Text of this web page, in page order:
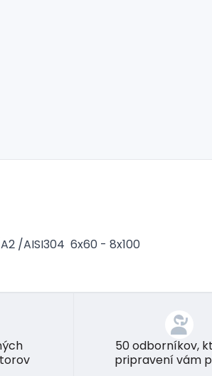
/AISI304 6x60 - 8x100
50 odborníkov,
pripravení vám